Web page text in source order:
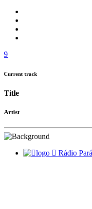
Current track
Title
Artist
Rádio